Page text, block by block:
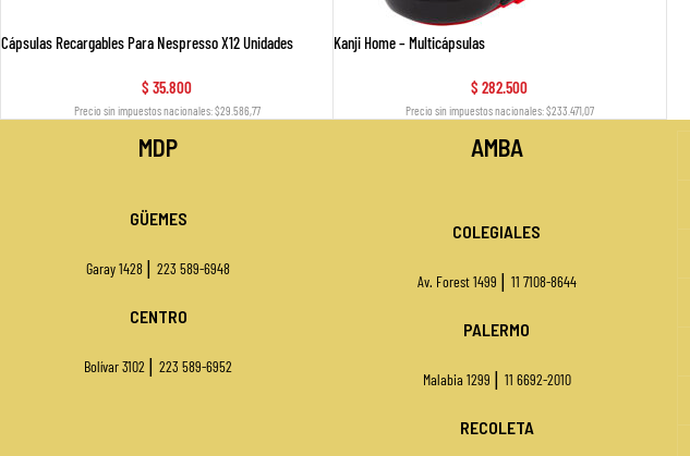
Cápsulas Recargables Para Nespresso X12 Unidades
$ 35.800
Precio sin impuestos nacionales: $29.586,77
Kanji Home – Multicápsulas
$ 282.500
Precio sin impuestos nacionales: $233.471,07
MDP
GÜEMES
Garay 1428 |223 589-6948
CENTRO
Bolívar 3102 |223 589-6952
AMBA
COLEGIALES
Av. Forest 1499 11 7108-8644
PALERMO
Malabia 1299 11 6692-2010
RECOLETA